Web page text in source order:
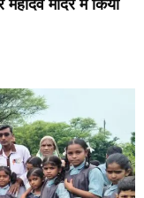
मंदिर में किया